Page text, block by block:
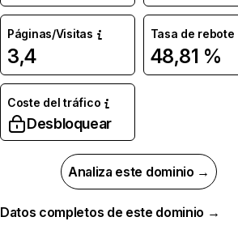
Páginas/Visitas
3,4
Tasa de rebote
48,81 %
Coste del tráfico
Desbloquear
Analiza este dominio →
Datos completos de este dominio →